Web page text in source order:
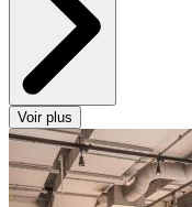
Voir plus